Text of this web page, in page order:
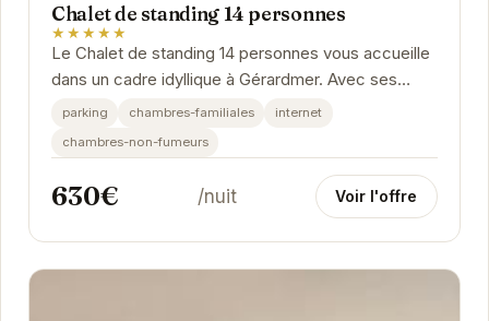
Chalet de standing 14 personnes
★★★★★
Le Chalet de standing 14 personnes vous accueille
dans un cadre idyllique à Gérardmer. Avec ses
espaces généreux et son ambiance chaleureuse,
parking chambres-familiales
internet
chambres-non-fumeurs
630€ /nuit Voir l'offre